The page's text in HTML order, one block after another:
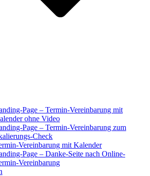
Page – Termin-Vereinbarung mit
ohne Video
Page – Termin-Vereinbarung zum
Check
Vereinbarung mit Kalender
Page – Danke-Seite nach Online-
Vereinbarung